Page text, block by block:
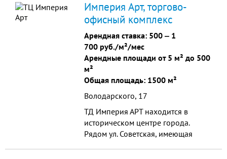
организована максимально
эффективно. Торговый дом
предлагает прекрасные условия,
как для розничных, так и для
оптовых покупателей.
Империя Арт, торгово-
офисный комплекс
Арендная ставка: 500 ‒ 1
700 руб./м²/мес
Арендные площади от 5 м² до 500
м²
Общая площадь: 1500 м²
Володарского, 17
ТД Империя АРТ находится в
историческом центре города.
Рядом ул. Советская, имеющая